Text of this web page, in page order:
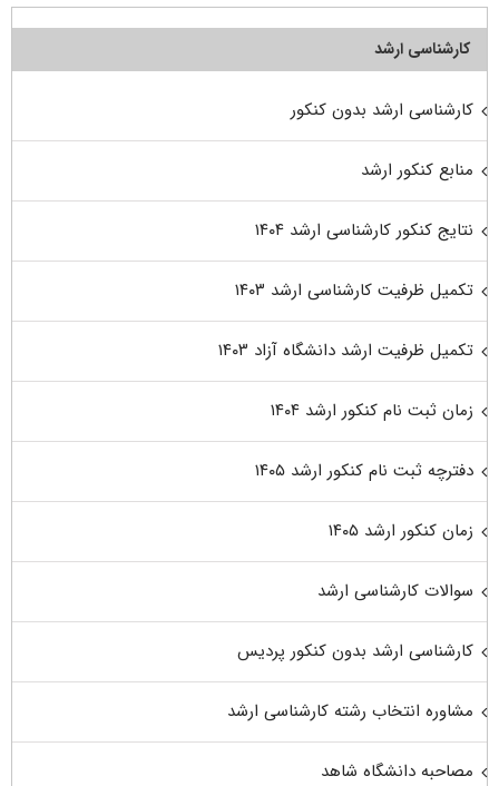
کارشناسی ارشد
کارشناسی ارشد بدون کنکور
منابع کنکور ارشد
نتایج کنکور کارشناسی ارشد ۱۴۰۴
تکمیل ظرفیت کارشناسی ارشد ۱۴۰۳
تکمیل ظرفیت ارشد دانشگاه آزاد ۱۴۰۳
زمان ثبت نام کنکور ارشد ۱۴۰۴
دفترچه ثبت نام کنکور ارشد ۱۴۰۵
زمان کنکور ارشد ۱۴۰۵
سوالات کارشناسی ارشد
کارشناسی ارشد بدون کنکور پردیس
مشاوره انتخاب رشته کارشناسی ارشد
مصاحبه دانشگاه شاهد